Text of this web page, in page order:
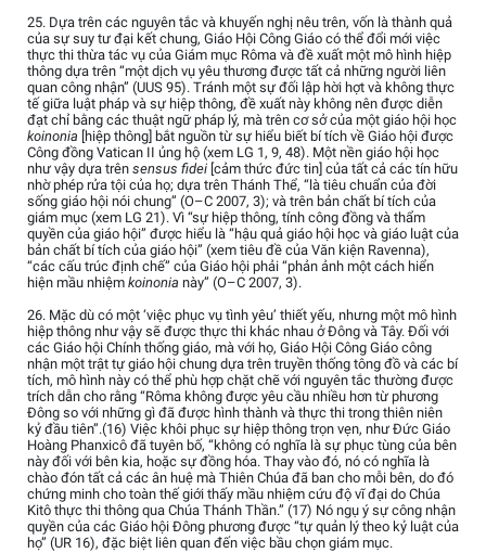
25. Dựa trên các nguyên tắc và khuyến nghị nêu trên, vốn là thành quả
của sự suy tư đại kết chung, Giáo Hội Công Giáo có thể đổi mới việc
thực thi thừa tác vụ của Giám mục Rôma và đề xuất một mô hình hiệp
thông dựa trên “một dịch vụ yêu thương được tất cả những người liên
quan công nhận” (UUS 95). Tránh một sự đối lập hời hợt và không thực
tế giữa luật pháp và sự hiệp thông, đề xuất này không nên được diễn
đạt chỉ bằng các thuật ngữ pháp lý, mà trên cơ sở của một giáo hội học
koinonia [hiệp thông] bắt nguồn từ sự hiểu biết bí tích về Giáo hội được
Công đồng Vatican II ủng hộ (xem LG 1, 9, 48). Một nền giáo hội học
như vậy dựa trên sensus fidei [cảm thức đức tin] của tất cả các tín hữu
nhờ phép rửa tội của họ; dựa trên Thánh Thể, “là tiêu chuẩn của đời
sống giáo hội nói chung” (O–C 2007, 3); và trên bản chất bí tích của
giám mục (xem LG 21). Vì “sự hiệp thông, tính công đồng và thẩm
quyền của giáo hội” được hiểu là “hậu quả giáo hội học và giáo luật của
bản chất bí tích của giáo hội” (xem tiêu đề của Văn kiện Ravenna),
“các cấu trúc định chế” của Giáo hội phải “phản ảnh một cách hiển
hiện mầu nhiệm koinonia này” (O–C 2007, 3).
26. Mặc dù có một ‘việc phục vụ tình yêu’ thiết yếu, nhưng một mô hình
hiệp thông như vậy sẽ được thực thi khác nhau ở Đông và Tây. Đối với
các Giáo hội Chính thống giáo, mà với họ, Giáo Hội Công Giáo công
nhận một trật tự giáo hội chung dựa trên truyền thống tông đồ và các bí
tích, mô hình này có thể phù hợp chặt chẽ với nguyên tắc thường được
trích dẫn cho rằng “Rôma không được yêu cầu nhiều hơn từ phương
Đông so với những gì đã được hình thành và thực thi trong thiên niên
kỷ đầu tiên”.(16) Việc khôi phục sự hiệp thông trọn vẹn, như Đức Giáo
Hoàng Phanxicô đã tuyên bố, “không có nghĩa là sự phục tùng của bên
này đối với bên kia, hoặc sự đồng hóa. Thay vào đó, nó có nghĩa là
chào đón tất cả các ân huệ mà Thiên Chúa đã ban cho mỗi bên, do đó
chứng minh cho toàn thế giới thấy mầu nhiệm cứu độ vĩ đại do Chúa
Kitô thực thi thông qua Chúa Thánh Thần.” (17) Nó ngụ ý sự công nhận
quyền của các Giáo hội Đông phương được “tự quản lý theo kỷ luật của
họ” (UR 16), đặc biệt liên quan đến việc bầu chọn giám mục.